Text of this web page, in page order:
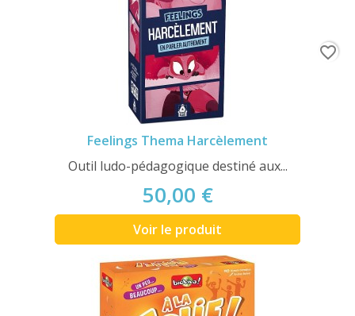
Feelings Thema Harcèlement
Outil ludo-pédagogique destiné aux...
50,00 €
Voir le produit
favorite_border